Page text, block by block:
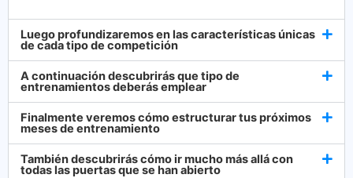
Luego profundizaremos en las características únicas
de cada tipo de competición
A continuación descubrirás que tipo de
entrenamientos deberás emplear
Finalmente veremos cómo estructurar tus próximos
meses de entrenamiento
También descubrirás cómo ir mucho más allá con
todas las puertas que se han abierto